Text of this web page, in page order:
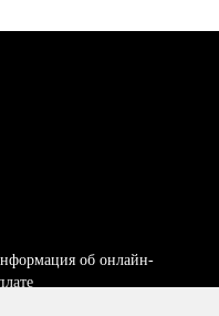
об онлайн-